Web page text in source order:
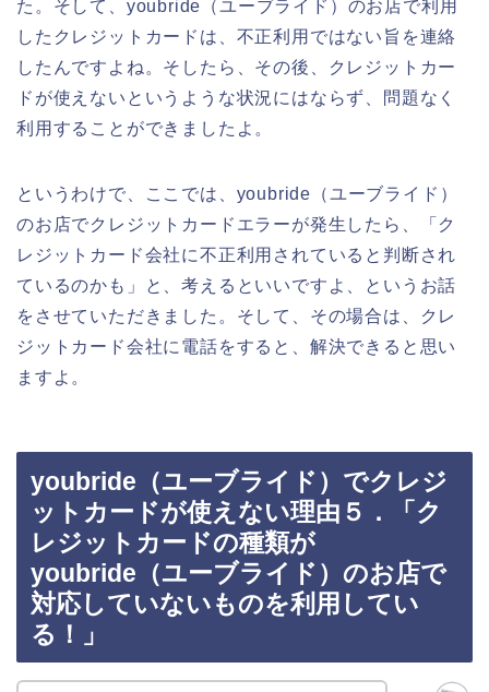
た。そして、youbride（ユーブライド）のお店で利用
したクレジットカードは、不正利用ではない旨を連絡
したんですよね。そしたら、その後、クレジットカー
ドが使えないというような状況にはならず、問題なく
利用することができましたよ。
というわけで、ここでは、youbride（ユーブライド）
のお店でクレジットカードエラーが発生したら、「ク
レジットカード会社に不正利用されていると判断され
ているのかも」と、考えるといいですよ、というお話
をさせていただきました。そして、その場合は、クレ
ジットカード会社に電話をすると、解決できると思い
ますよ。
youbride（ユーブライド）でクレジ
ットカードが使えない理由５．「ク
レジットカードの種類が
youbride（ユーブライド）のお店で
対応していないものを利用してい
る！」